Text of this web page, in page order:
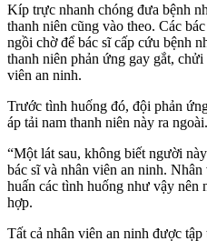
Kíp trực nhanh chóng đưa bệnh
thanh niên cũng vào theo. Các
ngồi chờ để bác sĩ cấp cứu bệnh
thanh niên phản ứng gay gắt,
viên an ninh.
Trước tình huống đó, đội phản
áp tải nam thanh niên này ra ngoài.
“Một lát sau, không biết người
bác sĩ và nhân viên an ninh.
huấn các tình huống như vậy nên
hợp.
Tất cả nhân viên an ninh được